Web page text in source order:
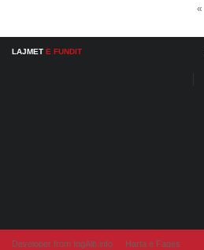
«
LAJMET E FUNDIT
Developer from IngAlb.info Harta e Faqes